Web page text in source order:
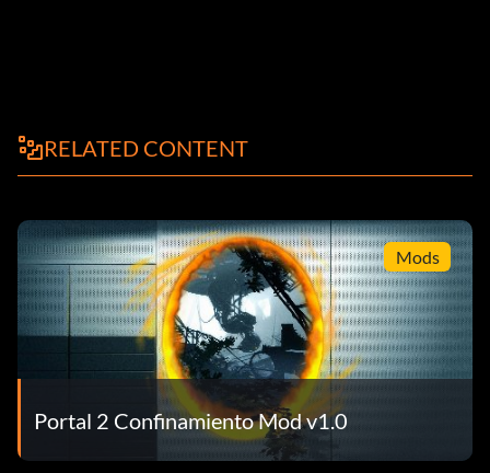
RELATED CONTENT
Mods
Portal 2 Confinamiento Mod v1.0